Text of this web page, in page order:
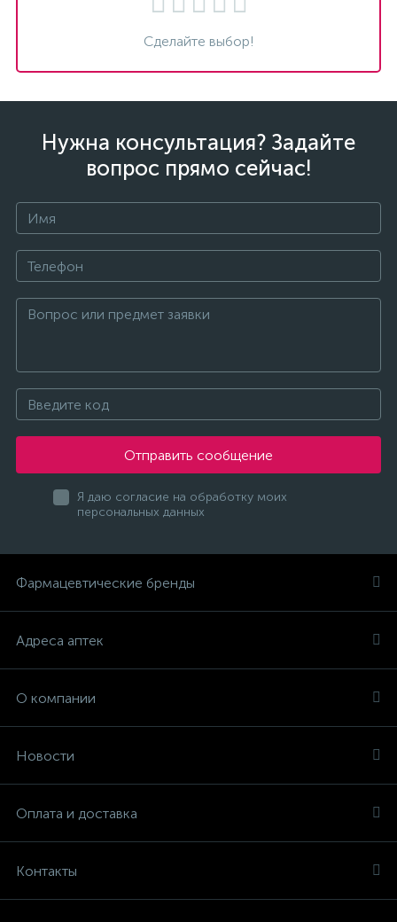
Сделайте выбор!
Нужна консультация? Задайте
вопрос прямо сейчас!
Отправить сообщение
Я даю согласие на обработку моих
персональных данных
Фармацевтические бренды
Адреса аптек
О компании
Новости
Оплата и доставка
Контакты